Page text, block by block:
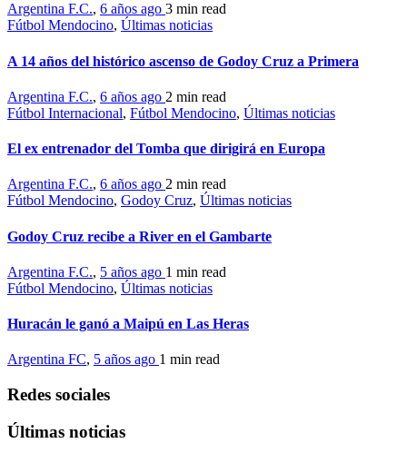
Argentina F.C., 6 años ago 3 min read
Fútbol Mendocino, Últimas noticias
A 14 años del histórico ascenso de Godoy Cruz a Primera
Argentina F.C., 6 años ago 2 min read
Fútbol Internacional, Fútbol Mendocino, Últimas noticias
El ex entrenador del Tomba que dirigirá en Europa
Argentina F.C., 6 años ago 2 min read
Fútbol Mendocino, Godoy Cruz, Últimas noticias
Godoy Cruz recibe a River en el Gambarte
Argentina F.C., 5 años ago 1 min read
Fútbol Mendocino, Últimas noticias
Huracán le ganó a Maipú en Las Heras
Argentina FC, 5 años ago 1 min read
Redes sociales
Últimas noticias